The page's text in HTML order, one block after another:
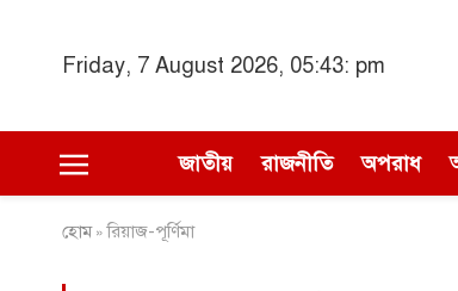
Friday, 7 August 2026, 05:43: pm
জাতীয় রাজনীতি অপরাধ
হোম»রিয়াজ-পূর্ণিমা